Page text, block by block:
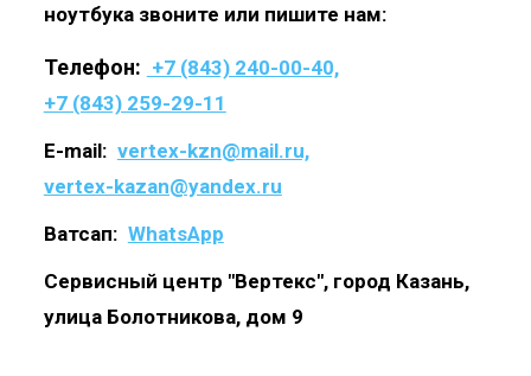
ноутбука звоните или пишите нам:
Телефон: +7 (843) 240-00-40,
+7 (843) 259-29-11
E-mail: vertex-kzn@mail.ru,
vertex-kazan@yandex.ru
Ватсап: WhatsApp
Сервисный центр "Вертекс", город Казань,
улица Болотникова, дом 9